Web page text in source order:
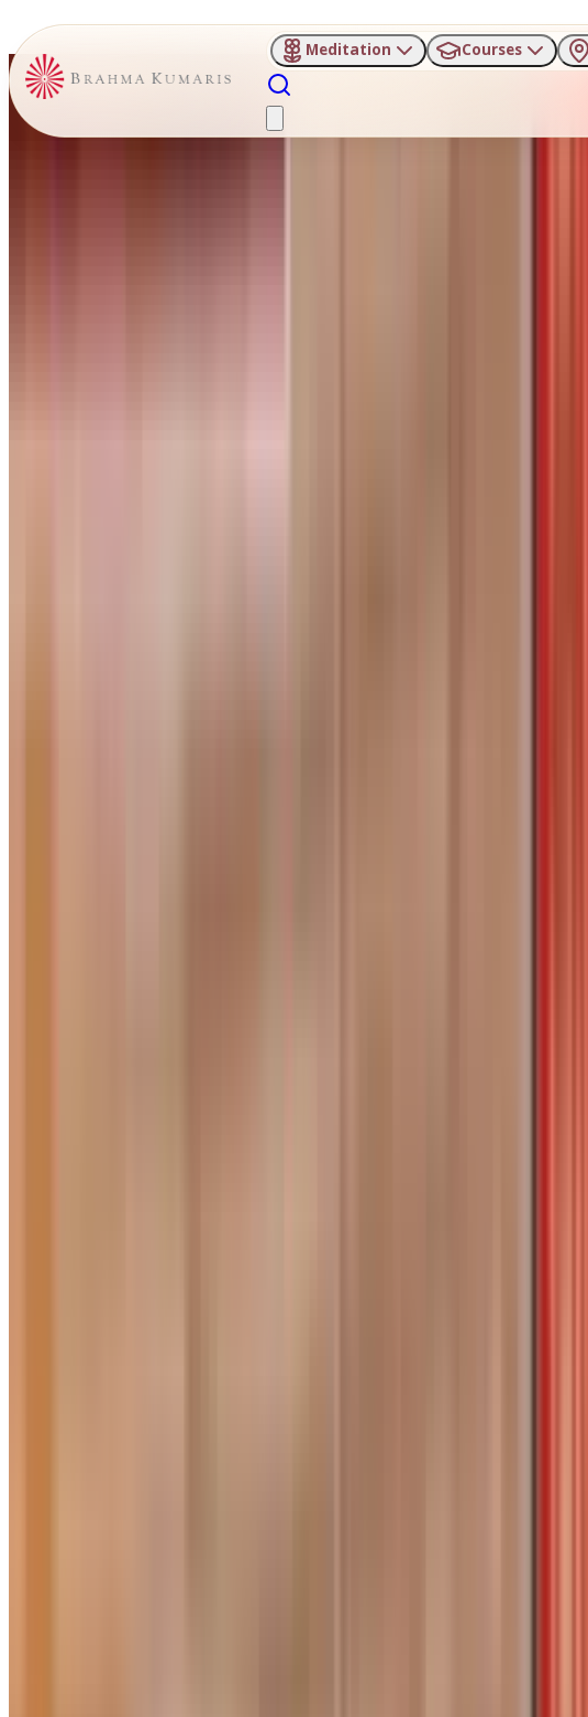
Meditation Courses